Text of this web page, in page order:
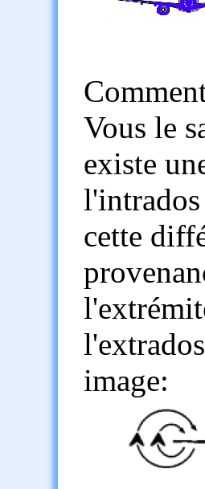
Vous le
existe
cette
image: